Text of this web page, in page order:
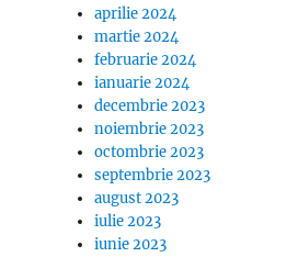
aprilie 2024
martie 2024
februarie 2024
ianuarie 2024
decembrie 2023
noiembrie 2023
octombrie 2023
septembrie 2023
august 2023
iulie 2023
iunie 2023